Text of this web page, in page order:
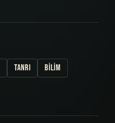
TANRI BILIM